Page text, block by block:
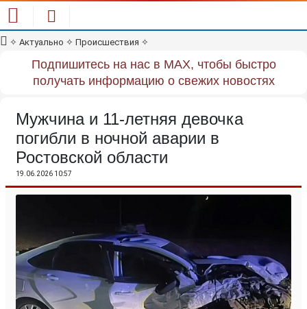
✧ Актуально ✧ Происшествия ✧
Подпишитесь на нас в MAX, чтобы быстро
получать информацию о свежих новостях
Мужчина и 11-летняя девочка
погибли в ночной аварии в
Ростовской области
19.06.2026 10:57